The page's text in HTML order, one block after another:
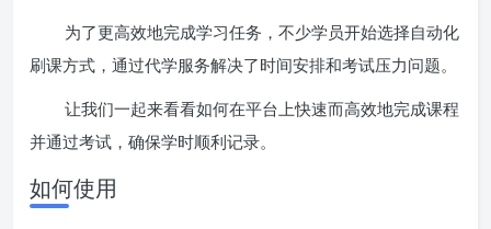
为了更高效地完成学习任务，不少学员开始选择自动化
刷课方式，通过代学服务解决了时间安排和考试压力问题。
让我们一起来看看如何在平台上快速而高效地完成课程
并通过考试，确保学时顺利记录。
如何使用